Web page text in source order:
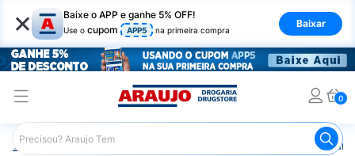
× Baixe o APP e ganhe 5% OFF!
Use o cupom APP5 na primeira compra
Baixar
0
Araujo Infantil Lançador de